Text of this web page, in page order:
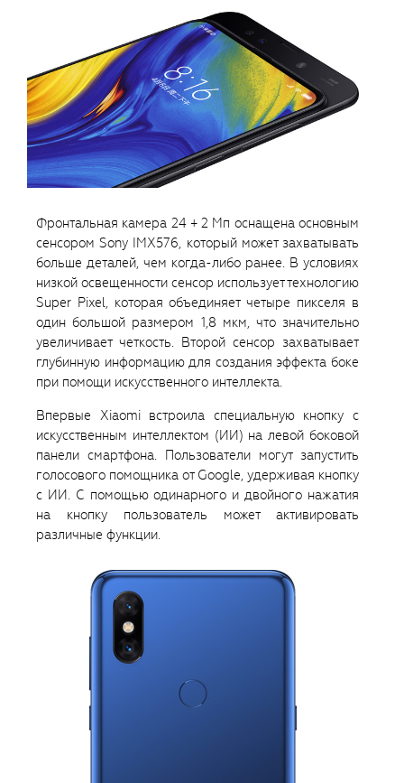
Фронтальная камера 24 + 2 Мп оснащена основным
сенсором Sony IMX576, который может захватывать
больше деталей, чем когда-либо ранее. В условиях
низкой освещенности сенсор использует технологию
Super Pixel, которая объединяет четыре пикселя в
один большой размером 1,8 мкм, что значительно
увеличивает четкость. Второй сенсор захватывает
глубинную информацию для создания эффекта боке
при помощи искусственного интеллекта.
Впервые Xiaomi встроила специальную кнопку с
искусственным интеллектом (ИИ) на левой боковой
панели смартфона. Пользователи могут запустить
голосового помощника от Google, удерживая кнопку
с ИИ. С помощью одинарного и двойного нажатия
на кнопку пользователь может активировать
различные функции.